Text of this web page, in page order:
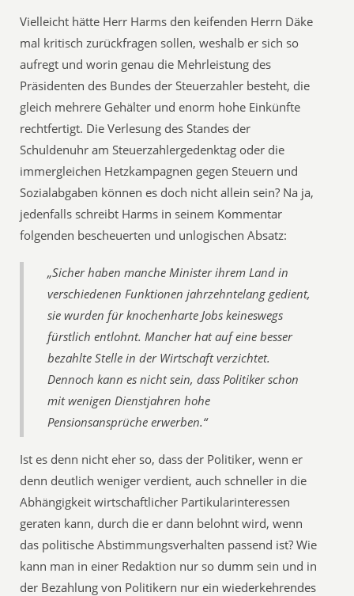
Vielleicht hätte Herr Harms den keifenden Herrn Däke
mal kritisch zurückfragen sollen, weshalb er sich so
aufregt und worin genau die Mehrleistung des
Präsidenten des Bundes der Steuerzahler besteht, die
gleich mehrere Gehälter und enorm hohe Einkünfte
rechtfertigt. Die Verlesung des Standes der
Schuldenuhr am Steuerzahlergedenktag oder die
immergleichen Hetzkampagnen gegen Steuern und
Sozialabgaben können es doch nicht allein sein? Na ja,
jedenfalls schreibt Harms in seinem Kommentar
folgenden bescheuerten und unlogischen Absatz:
„Sicher haben manche Minister ihrem Land in
verschiedenen Funktionen jahrzehntelang gedient,
sie wurden für knochenharte Jobs keineswegs
fürstlich entlohnt. Mancher hat auf eine besser
bezahlte Stelle in der Wirtschaft verzichtet.
Dennoch kann es nicht sein, dass Politiker schon
mit wenigen Dienstjahren hohe
Pensionsansprüche erwerben.“
Ist es denn nicht eher so, dass der Politiker, wenn er
denn deutlich weniger verdient, auch schneller in die
Abhängigkeit wirtschaftlicher Partikularinteressen
geraten kann, durch die er dann belohnt wird, wenn
das politische Abstimmungsverhalten passend ist? Wie
kann man in einer Redaktion nur so dumm sein und in
der Bezahlung von Politikern nur ein wiederkehrendes